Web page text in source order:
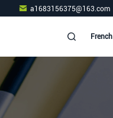
a1683156375@163.com
French